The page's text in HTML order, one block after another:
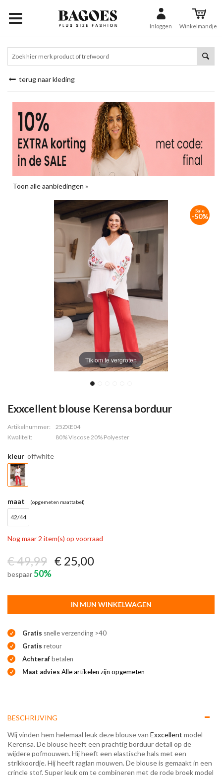
Inloggen Winkelmandje
terug naar kleding
Toon alle aanbiedingen »
Tik om te vergroten
Sale
-50%
Exxcellent blouse Kerensa borduur
Artikelnummer:
25ZXE04
Kwaliteit:
80% Viscose 20% Polyester
kleur offwhite
maat (opgemeten maattabel)
42/44
Nog maar 2 item(s) op voorraad
€ 49,99 € 25,00
bespaar50%
IN MIJN WINKELWAGEN
Gratis snelle verzending >40
Gratis retour
Achterafbetalen
Maat advies Alle artikelen zijn opgemeten
BESCHRIJVING
Wij vinden hem helemaal leuk deze blouse van Exxcellent model
Kerensa. De blouse heeft een prachtig borduur detail op de
wijdere pofmouwen. Hij heeft een elastische hals met een
strikkoordje. Hij heeft raglan mouwen. De blouse is gemaakt in een
crincle stof. Super leuk om te combineren met de rode broek model